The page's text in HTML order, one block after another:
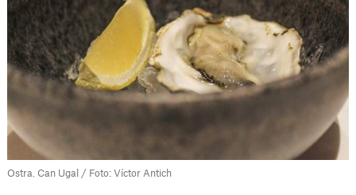
Ostra. Can Ugal / Foto: Víctor Antich